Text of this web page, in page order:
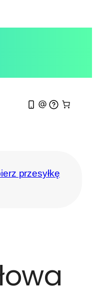
przesyłkę